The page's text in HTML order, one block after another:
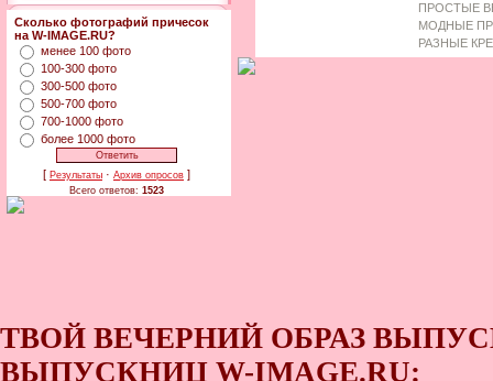
Сколько фотографий причесок
на W-IMAGE.RU?
менее 100 фото
100-300 фото
300-500 фото
500-700 фото
700-1000 фото
более 1000 фото
[ Результаты · Архив опросов ]
Всего ответов: 1523
ПРОСТЫЕ
МОДНЫЕ
РАЗНЫЕ
ТВОЙ ВЕЧЕРНИЙ ОБРАЗ
ВЫПУСКНИЦ W-IMAGE.RU: